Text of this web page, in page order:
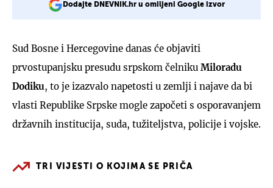
Dodajte DNEVNIK.hr u omiljeni Google izvor
Sud Bosne i Hercegovine danas će objaviti
prvostupanjsku presudu srpskom čelniku Miloradu
Dodiku, to je izazvalo napetosti u zemlji i najave da bi
vlasti Republike Srpske mogle započeti s osporavanjem
državnih institucija, suda, tužiteljstva, policije i vojske.
TRI VIJESTI O KOJIMA SE PRIČA